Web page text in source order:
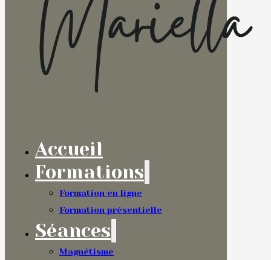
Accueil
Formations
Formation en ligne
Formation présentielle
Séances
Magnétisme